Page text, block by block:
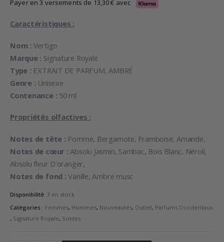
initial
95,00 €.
actuel
Payer en 3 versements de 13,30€ avec
Caractéristiques :
Nom : Vertigo
Marque : Signature Royale
Type : EXTRAIT DE PARFUM, AMBRÉ
Genre : Unisexe
Contenance : 50 ml
Propriétés olfactives :
Notes de tête : Pomme, Bergamote, Framboise, Amande,
Notes de cœur : Absolu Jasmin, Sambac, Bois Blanc, Néroli,
Absolu fleur D’oranger,
Notes de fond : Vanille, Ambre musc.
Disponibilité: 3 en stock
Catégories : Femmes, Hommes, Nouveautés, Outlet, Parfums Occidentaux
, Signature Royale, Soldes